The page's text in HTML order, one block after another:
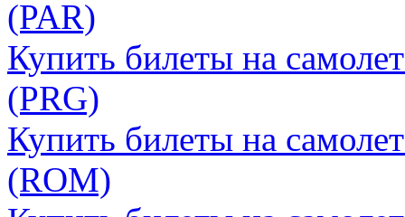
(PAR)
Купить билеты на
(PRG)
Купить билеты на
(ROM)